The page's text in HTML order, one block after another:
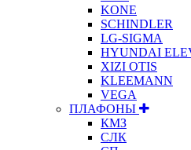
KONE
SCHINDLER
LG-SIGMA
HYUNDAI
XIZI OTIS
KLEEMANN
VEGA
ПЛАФОНЫ
КМЗ
СЛК